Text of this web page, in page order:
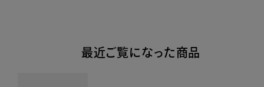
最近ご覧になった商品